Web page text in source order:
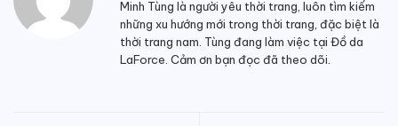
Minh Tùng là người yêu thời trang, luôn tìm kiếm
những xu hướng mới trong thời trang, đặc biệt là
thời trang nam. Tùng đang làm việc tại Đồ da
LaForce. Cảm ơn bạn đọc đã theo dõi.